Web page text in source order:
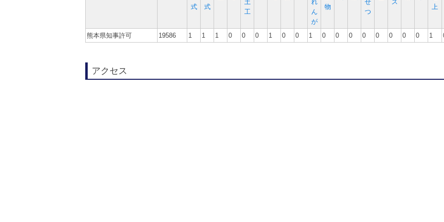
式
式
土
工
れ
ん
が
物
せ
つ
ス
上
熊本県知事許可 19586 1 1 1 0 0 0 1 0 0 1 0 0 0 0 0 0 0 0 1
アクセス